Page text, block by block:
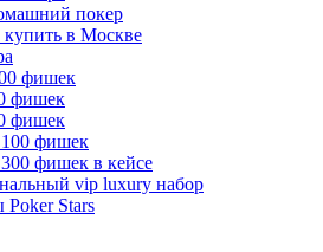
покер
купить в Москве
фишек
фишек
фишек
фишек
фишек в кейсе
vip luxury набор
Stars